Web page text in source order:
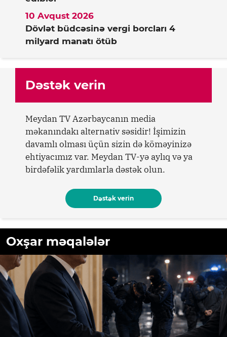
Dövlət büdcəsinə vergi borcları 4
milyard manatı ötüb
10 Avqust 2026
Dəstək verin
Meydan TV Azərbaycanın media
məkanındakı alternativ səsidir! İşimizin
davamlı olması üçün sizin də köməyinizə
ehtiyacımız var. Meydan TV-yə aylıq və ya
birdəfəlik yardımlarla dəstək olun.
Dəstək verin
Oxşar məqalələr